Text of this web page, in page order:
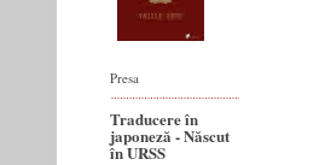
Presa
Traducere în
japoneză - Născut
în URSS